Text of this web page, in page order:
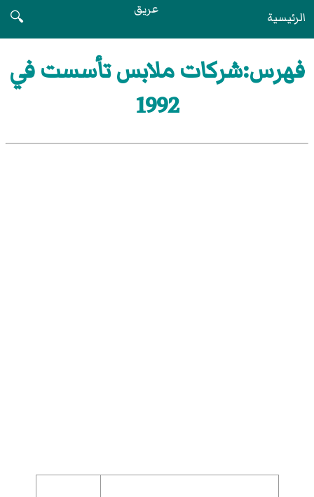
الرئيسية عريق
🔍
فهرس:شركات ملابس تأسست في
1992